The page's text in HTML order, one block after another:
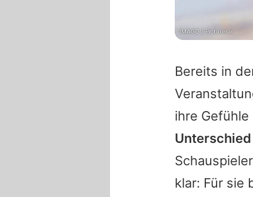
Bereits in
ihre
klar: Für sie
IMAGO / Picturelux